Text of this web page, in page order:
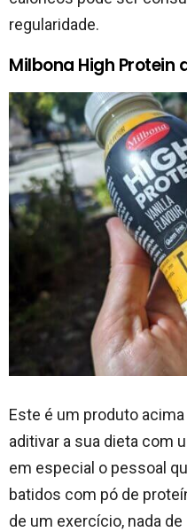
regularidade.
Milbona High Protein
Este é um produto
aditivar a sua dieta com
em especial o pessoal
batidos com pó de
de um exercício, nada